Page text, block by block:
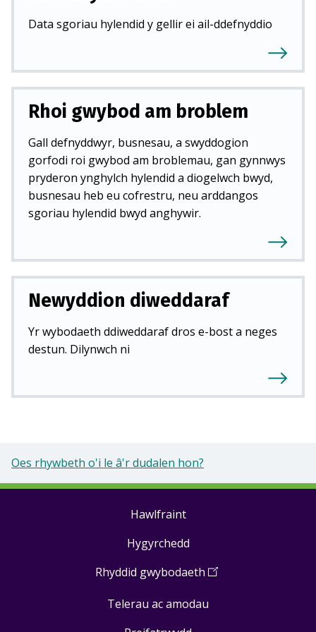
Data sgoriau hylendid y gellir ei ail-ddefnyddio
Rhoi gwybod am broblem
Gall defnyddwyr, busnesau, a swyddogion
gorfodi roi gwybod am broblemau, gan gynnwys
pryderon ynghylch hylendid a diogelwch bwyd,
busnesau heb eu cofrestru, neu arddangos
sgoriau hylendid bwyd anghywir.
Newyddion diweddaraf
Yr wybodaeth ddiweddaraf dros e-bost a neges
destun. Dilynwch ni
Oes rhywbeth o'i le â'r dudalen hon?
Hawlfraint
Hygyrchedd
Rhyddid gwybodaeth (Open
a
Telerau ac amodau